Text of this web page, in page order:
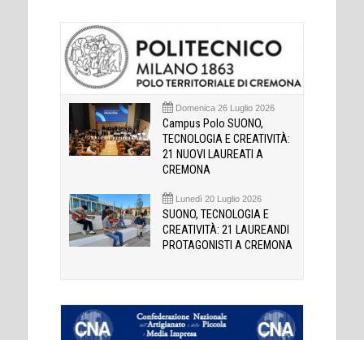
Domenica 26 Luglio 2026
Campus Polo SUONO,
TECNOLOGIA E CREATIVITÀ:
21 NUOVI LAUREATI A
CREMONA
Lunedì 20 Luglio 2026
SUONO, TECNOLOGIA E
CREATIVITÀ: 21 LAUREANDI
PROTAGONISTI A CREMONA